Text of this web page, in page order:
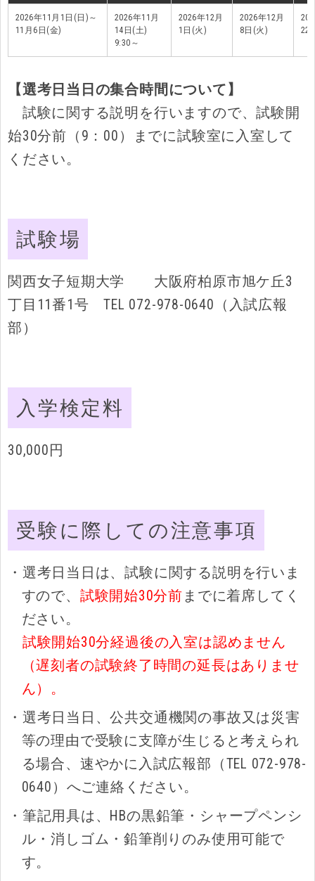
2026年11月1日(日)～
11月6日(金)
2026年11月
14日(土)
9:30～
2026年12月
1日(火)
2026年12月
8日(火)
22
【選考日当日の集合時間について】
試験に関する説明を行いますので、試験開
始30分前（9：00）までに試験室に入室して
ください。
試験場
関西女子短期大学 大阪府柏原市旭ケ丘3
丁目11番1号 TEL 072-978-0640（入試広報
部）
入学検定料
30,000円
受験に際しての注意事項
・選考日当日は、試験に関する説明を行いま
すので、 試験開始30分前 までに着席してく
ださい。
試験開始30分経過後の入室は認めません
（遅刻者の試験終了時間の延長はありませ
ん）。
・選考日当日、公共交通機関の事故又は災害
等の理由で受験に支障が生じると考えられ
る場合、速やかに入試広報部（TEL 072-978-
0640）へご連絡ください。
・筆記用具は、HBの黒鉛筆・シャープペンシ
ル・消しゴム・鉛筆削りのみ使用可能で
す。